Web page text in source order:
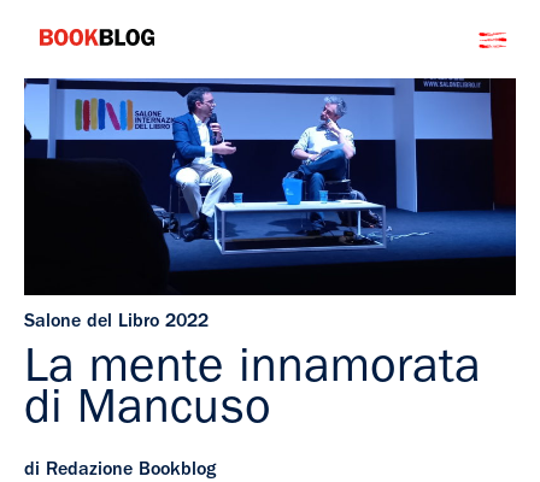
contenuto
Bookblog
Salone del Libro 2022
La mente innamorata
di Mancuso
di Redazione Bookblog